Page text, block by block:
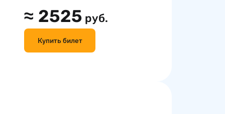
≈ 2525 руб.
Купить билет